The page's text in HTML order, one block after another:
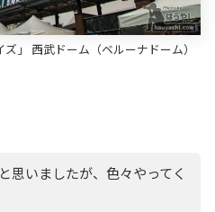
」 西武ドーム（ベルーナドーム）
思いましたが、色々やってく